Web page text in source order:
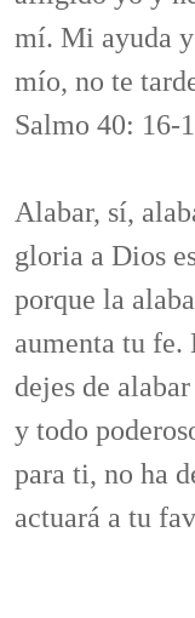
mí. Mi ayuda
mío, no te
Salmo 40: 16-
Alabar, sí,
gloria a Dios
porque la
aumenta tu
dejes de
y todo
para ti, no ha
actuará a tu